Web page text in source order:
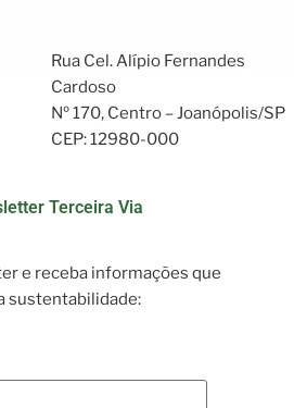
Rua Cel. Alípio Fernandes
Cardoso
Nº 170, Centro – Joanópolis/SP
CEP: 12980-000
Terceira Via
e receba informações que
sustentabilidade: